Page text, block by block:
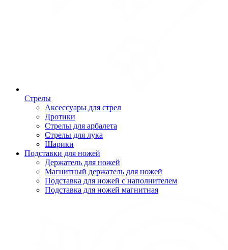
Стрелы
Аксессуары для стрел
Дротики
Стрелы для арбалета
Стрелы для лука
Шарики
Подставки для ножей
Держатель для ножей
Магнитный держатель для ножей
Подставка для ножей с наполнителем
Подставка для ножей магнитная